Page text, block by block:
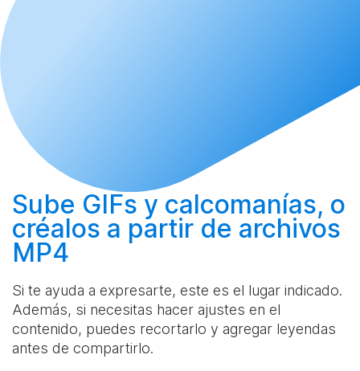
Sube GIFs y calcomanías, o
créalos a partir de archivos
MP4
Si te ayuda a expresarte, este es el lugar indicado.
Además, si necesitas hacer ajustes en el
contenido, puedes recortarlo y agregar leyendas
antes de compartirlo.